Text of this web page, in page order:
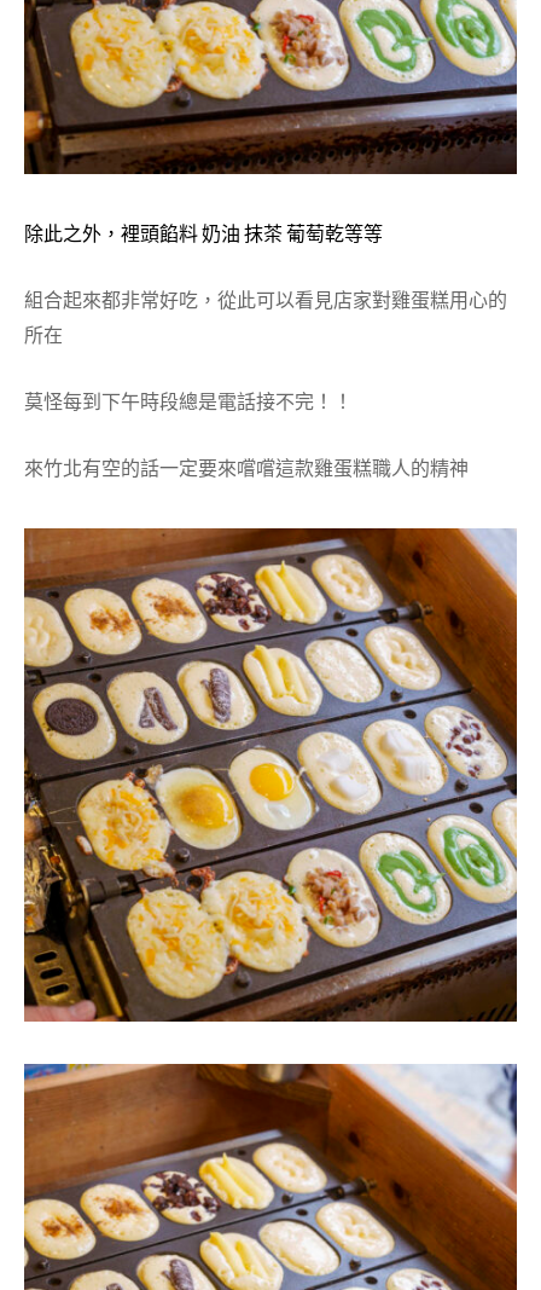
除此之外，裡頭餡料 奶油 抹茶 葡萄乾等等
組合起來都非常好吃，從此可以看見店家對雞蛋糕用心的
所在
莫怪每到下午時段總是電話接不完！！
來竹北有空的話一定要來嚐嚐這款雞蛋糕職人的精神